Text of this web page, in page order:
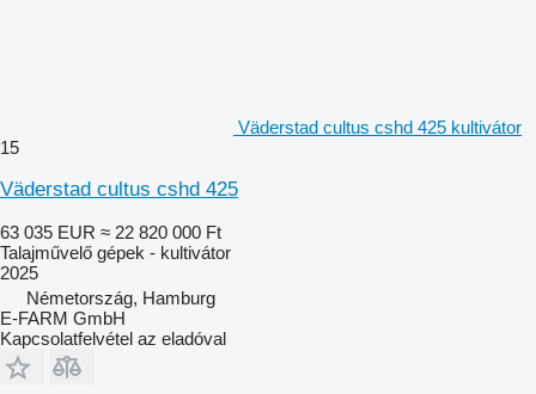
Väderstad cultus cshd 425 kultivátor
15
Väderstad cultus cshd 425
63 035 EUR ≈ 22 820 000 Ft
Talajművelő gépek - kultivátor
2025
Németország, Hamburg
E-FARM GmbH
Kapcsolatfelvétel az eladóval